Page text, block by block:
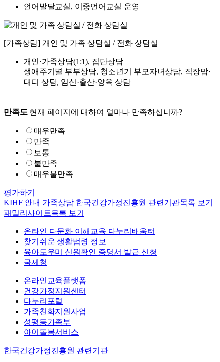
언어발달교실, 이중언어교실 운영
[가족상담] 개인 및 가족 상담실 / 전화 상담실
개인·가족상담(1:1), 집단상담
생애주기별 부부상담, 청소년기 부모자녀상담, 직장맘·
대디 상담, 임신·출산·양육 상담
만족도 현재 페이지에 대하여 얼마나 만족하십니까?
매우만족
만족
보통
불만족
매우불만족
평가하기
KIHF 안내 가족상담 한국건강가정진흥원 관련기관목록 보기
패밀리사이트목록 보기
온라인 다문화 이해교육 다누리배움터
찾기쉬운 생활법령 정보
육아도우미 신원확인 증명서 발급 신청
국세청
온라인교육플랫폼
건강가정지원센터
다누리포털
가족친화지원사업
성평등가족부
아이돌봄서비스
한국건강가정진흥원 관련기관